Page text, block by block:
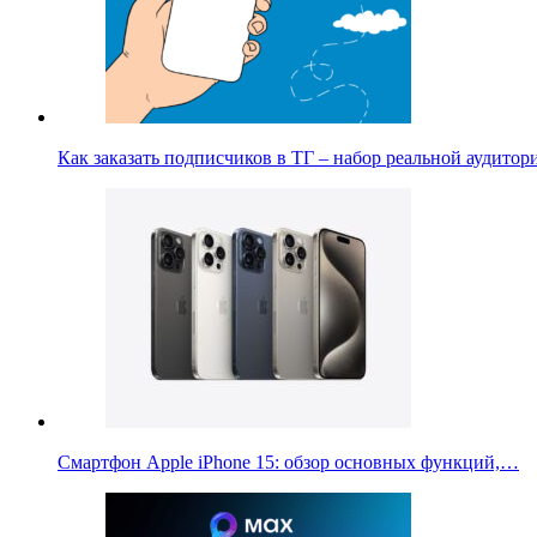
Как заказать подписчиков в ТГ – набор реальной
Смартфон Apple iPhone 15: обзор основных функций,…